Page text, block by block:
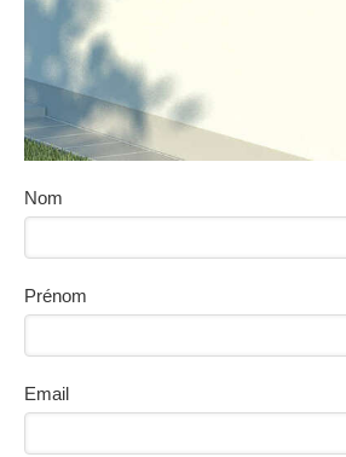
Nom
Prénom
Email